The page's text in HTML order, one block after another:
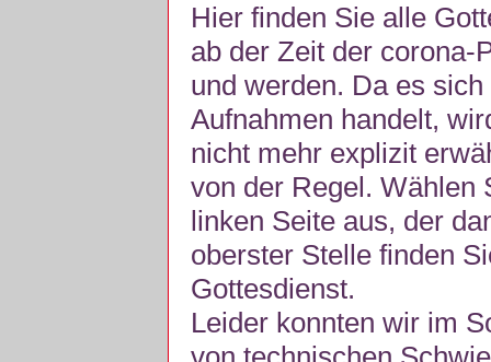
Hier finden Sie alle
ab der Zeit der corona-
und werden. Da es
Aufnahmen handelt,
nicht mehr explizit
von der Regel. Wählen
linken Seite aus, der
oberster Stelle finden
Gottesdienst.
Leider konnten wir im